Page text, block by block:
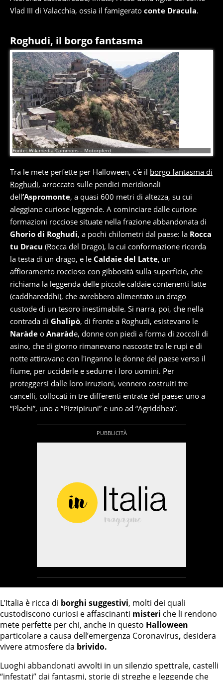
Vlad III di Valacchia, ossia il famigerato conte Dracula.
Roghudi, il borgo fantasma
Fonte: Wikimedia Commons – Motorpferd
Tra le mete perfette per Halloween, c'è il borgo fantasma di
Roghudi, arroccato sulle pendici meridionali
dell’Aspromonte, a quasi 600 metri di altezza, su cui
aleggiano curiose leggende. A cominciare dalle curiose
formazioni rocciose situate nella frazione abbandonata di
Ghorio di Roghudi, a pochi chilometri dal paese: la Rocca
tu Dracu (Rocca del Drago), la cui conformazione ricorda
la testa di un drago, e le Caldaie del Latte, un
affioramento roccioso con gibbosità sulla superficie, che
richiama la leggenda delle piccole caldaie contenenti latte
(caddhareddhi), che avrebbero alimentato un drago
custode di un tesoro inestimabile. Si narra, poi, che nella
contrada di Ghalipò, di fronte a Roghudi, esistevano le
Naràde o Anaràde, donne con piedi a forma di zoccoli di
asino, che di giorno rimanevano nascoste tra le rupi e di
notte attiravano con l'inganno le donne del paese verso il
fiume, per ucciderle e sedurre i loro uomini. Per
proteggersi dalle loro irruzioni, vennero costruiti tre
cancelli, collocati in tre differenti entrate del paese: uno a
“Plachi”, uno a “Pizzipiruni” e uno ad “Agriddhea”.
L’Italia è ricca di borghi suggestivi, molti dei quali
custodiscono curiosi e affascinanti misteri che li rendono
mete perfette per chi, anche in questo Halloween
particolare a causa dell’emergenza Coronavirus, desidera
vivere atmosfere da brivido.
Luoghi abbandonati avvolti in un silenzio spettrale, castelli
“infestati” dai fantasmi, storie di streghe e leggende che